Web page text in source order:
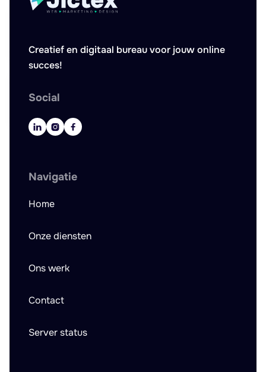
Creatief en digitaal bureau voor jouw online
succes!
Social
  
Navigatie
Home
Onze diensten
Ons werk
Contact
Server status